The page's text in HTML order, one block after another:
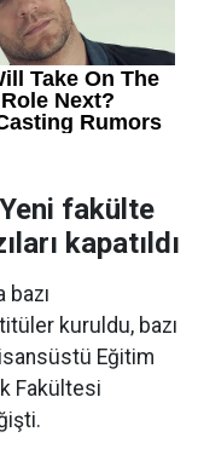
fakülte
kapatıldı
bazı
kuruldu, bazı
Eğitim
Fakültesi